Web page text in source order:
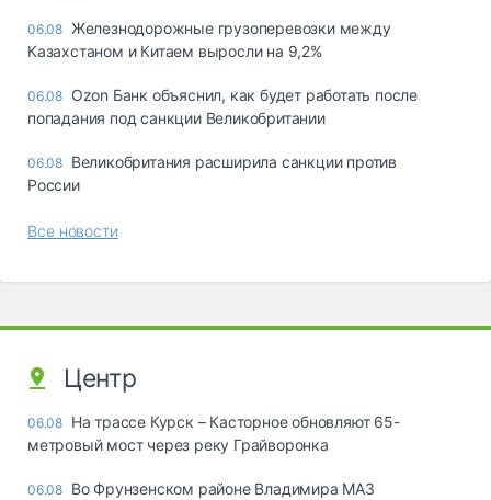
06.08 Железнодорожные грузоперевозки между
Казахстаном и Китаем выросли на 9,2%
06.08 Ozon Банк объяснил, как будет работать после
попадания под санкции Великобритании
06.08 Великобритания расширила санкции против
России
Все новости
Центр
06.08 На трассе Курск – Касторное обновляют 65-
метровый мост через реку Грайворонка
06.08 Во Фрунзенском районе Владимира МАЗ